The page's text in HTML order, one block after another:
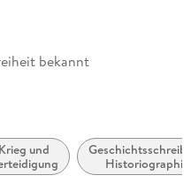
bekannt
Krieg und
Historiographie